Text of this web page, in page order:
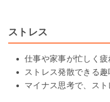
ストレス
仕事や家事が忙しく
ストレス発散できる
マイナス思考で、ス